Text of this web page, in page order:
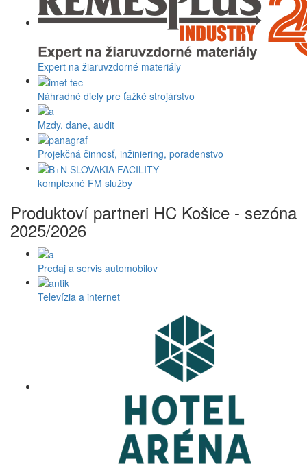
Expert na žiaruvzdorné materiály
Náhradné diely pre ťažké strojárstvo
Mzdy, dane, audit
Projekčná činnosť, inžiniering, poradenstvo
komplexné FM služby
Produktoví partneri HC Košice - sezóna
2025/2026
Predaj a servis automobilov
Televízia a internet